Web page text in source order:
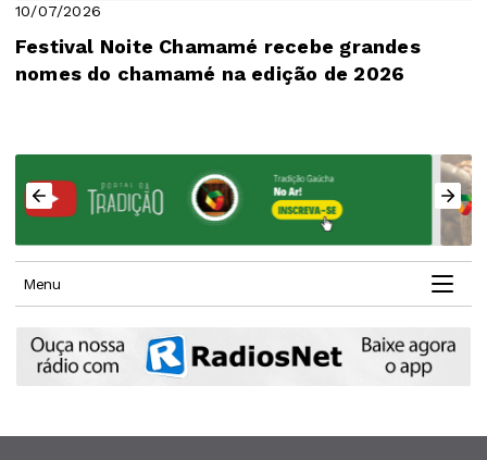
10/07/2026
Festival Noite Chamamé recebe grandes
nomes do chamamé na edição de 2026
Menu